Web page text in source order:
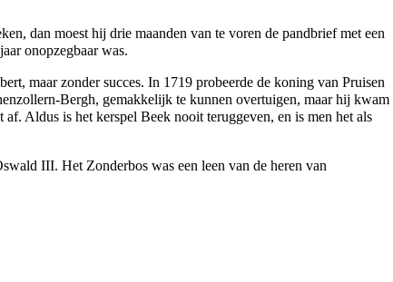
dan moest hij drie maanden van te voren de pandbrief met een
onopzegbaar was.
, maar zonder succes. In 1719 probeerde de koning van Pruisen
Bergh, gemakkelijk te kunnen overtuigen, maar hij kwam
af. Aldus is het kerspel Beek nooit teruggeven, en is men het als
III. Het Zonderbos was een leen van de heren van